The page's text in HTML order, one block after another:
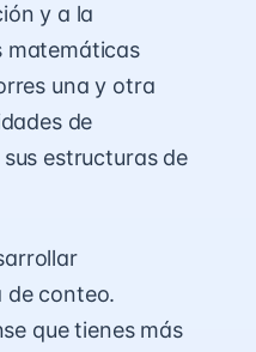
y a la
matemáticas
una y otra
de
estructuras de
de conteo.
que tienes más